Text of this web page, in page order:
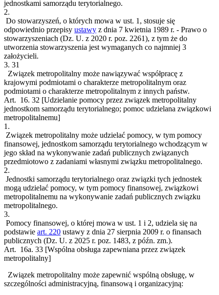
jednostkami samorządu terytorialnego.
2.
Do stowarzyszeń, o których mowa w ust. 1, stosuje się
odpowiednio przepisy ustawy z dnia 7 kwietnia 1989 r. - Prawo o
stowarzyszeniach (Dz. U. z 2020 r. poz. 2261), z tym że do
utworzenia stowarzyszenia jest wymaganych co najmniej 3
założycieli.
3. 31
Związek metropolitalny może nawiązywać współpracę z
krajowymi podmiotami o charakterze metropolitalnym oraz
podmiotami o charakterze metropolitalnym z innych państw.
Art. 16. 32 [Udzielanie pomocy przez związek metropolitalny
jednostkom samorządu terytorialnego; pomoc udzielana związkowi
metropolitalnemu]
1.
Związek metropolitalny może udzielać pomocy, w tym pomocy
finansowej, jednostkom samorządu terytorialnego wchodzącym w
jego skład na wykonywanie zadań publicznych związanych
przedmiotowo z zadaniami własnymi związku metropolitalnego.
2.
Jednostki samorządu terytorialnego oraz związki tych jednostek
mogą udzielać pomocy, w tym pomocy finansowej, związkowi
metropolitalnemu na wykonywanie zadań publicznych związku
metropolitalnego.
3.
Pomocy finansowej, o której mowa w ust. 1 i 2, udziela się na
podstawie art. 220 ustawy z dnia 27 sierpnia 2009 r. o finansach
publicznych (Dz. U. z 2025 r. poz. 1483, z późn. zm.).
Art. 16a. 33 [Wspólna obsługa zapewniana przez związek
metropolitalny]
Związek metropolitalny może zapewnić wspólną obsługę, w
szczególności administracyjną, finansową i organizacyjną: